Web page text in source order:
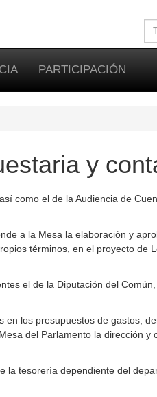
PARTICIPACIÓN
y
como el de la Audiencia de
a la Mesa la elaboración y
términos, en el proyecto de
el de la Diputación del
los presupuestos de gastos,
del Parlamento la dirección y
tesorería dependiente del